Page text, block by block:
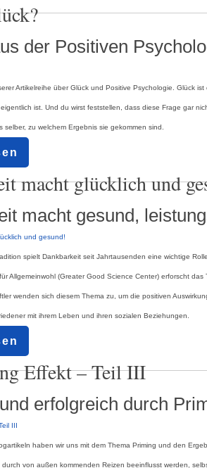
der Positiven
Artikelreihe über Glück und Positive Psychologie. Glück
ist. Und du wirst feststellen, dass diese Frage gar
selber, zu welchem Ergebnis sie gekommen sind.
macht glücklich und
macht gesund,
spielt Dankbarkeit seit Jahrtausenden eine wichtige
Allgemeinwohl (Greater Good Science Center) erforscht
wenden sich diesem Thema zu, um die positiven
mit ihrem Leben und ihren sozialen Beziehungen.
Effekt – Teil III
erfolgreich durch
haben wir uns mit dem Thema Priming und den
von außen kommenden Reizen beeinflusst werden,